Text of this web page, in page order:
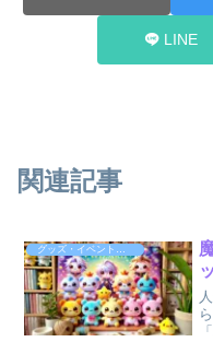
LINE
関連記事